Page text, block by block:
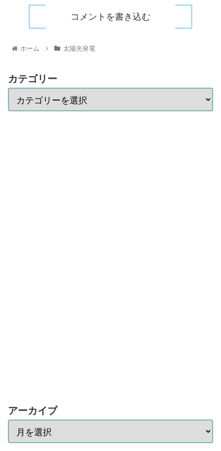
コメントを書き込む
ホーム 太陽光発電
カテゴリー
アーカイブ